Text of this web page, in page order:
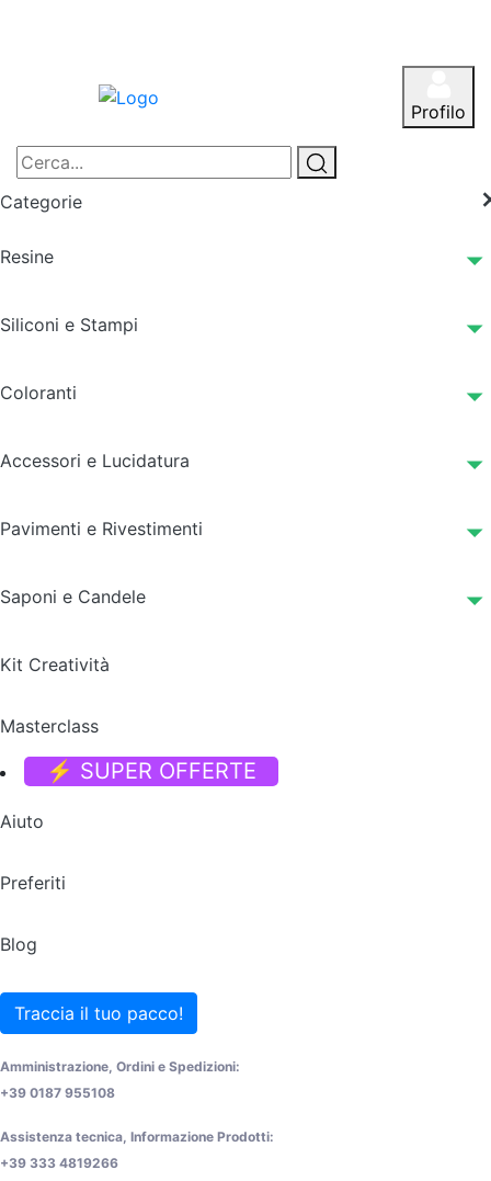
Profilo
Categorie
Resine
Siliconi e Stampi
Coloranti
Accessori e Lucidatura
Pavimenti e Rivestimenti
Saponi e Candele
Kit Creatività
Masterclass
⚡ SUPER OFFERTE
Aiuto
Preferiti
Blog
Traccia il tuo pacco!
Amministrazione, Ordini e Spedizioni:
+39 0187 955108
Assistenza tecnica, Informazione Prodotti:
+39 333 4819266